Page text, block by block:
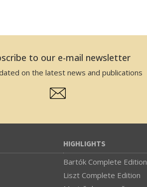
to our e-mail newsletter
on the latest news and publications
HIGHLIGHTS
Bartók Complete Edition
Liszt Complete Edition